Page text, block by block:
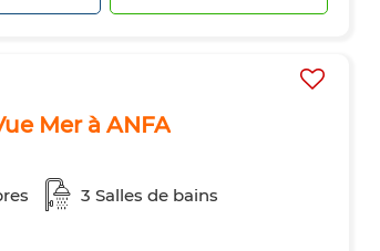
Mer à ANFA
3 Salles de bains